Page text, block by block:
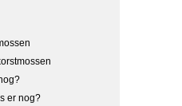
er nog?